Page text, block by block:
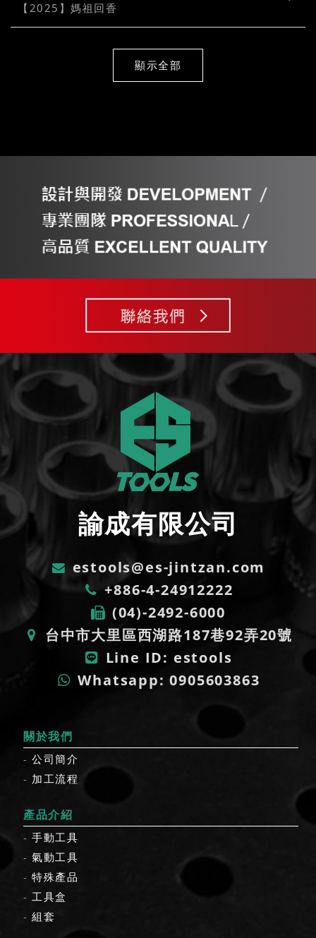
【2025】媽祖回香
NEWS
【2025】第四屆福委會公布
NEWS
NEWS
【2025】春節公告
2024-11-19 NEWS
【2024】新產品
2024-10-23 NEWS
【2024】TiTE台灣五金工業展
2024-10-21
【2024】諭成 小琉球 員工旅遊
NEWS
【2024】ES 小琉球 雙十節煙火
2024-09-16 NEWS
2024-08-01
【2024】諭成消暑作戰
【2024】端午節快樂
2024-05-27
顯示全部
諭成有限公司
estools@es-jintzan.com
+886-4-24912222
(04)-2492-6000
台中市大里區西湖路187巷92弄20號
Line ID: estools
Whatsapp: 0905603863
關於我們
公司簡介
加工流程
產品介紹
手動工具
氣動工具
特殊產品
工具盒
組套